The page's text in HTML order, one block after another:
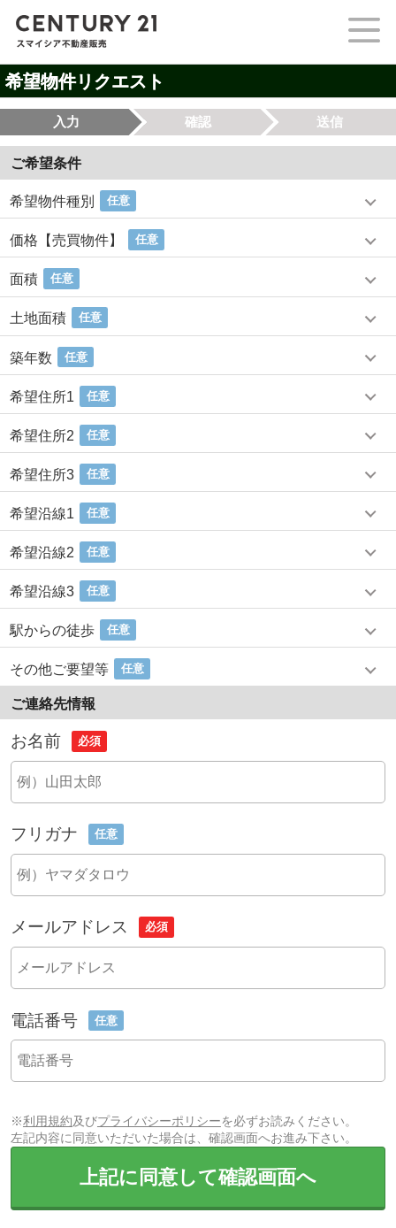
希望物件リクエスト
入力 確認 送信
ご希望条件
希望物件種別 任意
価格【売買物件】 任意
面積 任意
土地面積 任意
築年数 任意
希望住所1 任意
希望住所2 任意
希望住所3 任意
希望沿線1 任意
希望沿線2 任意
希望沿線3 任意
駅からの徒歩 任意
その他ご要望等 任意
ご連絡先情報
お名前 必須
フリガナ 任意
メールアドレス 必須
電話番号 任意
※利用規約及びプライバシーポリシーを必ずお読みください。
左記内容に同意いただいた場合は、確認画面へお進み下さい。
上記に同意して確認画面へ